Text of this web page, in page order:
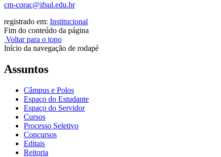
cm-corac@ifsul.edu.br
registrado em: Institucional
Fim do conteúdo da página
Voltar para o topo
Início da navegação de rodapé
Assuntos
Câmpus e Polos
Espaço do Estudante
Espaço do Servidor
Cursos
Processo Seletivo
Concursos
Editais
Reitoria